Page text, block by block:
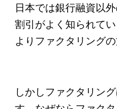
日本では銀行融資以
割引がよく知られて
よりファクタリングの
しかしファクタリン